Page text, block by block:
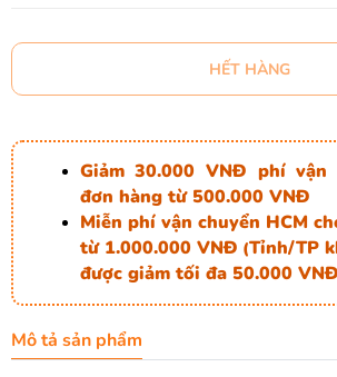
HẾT HÀNG
Giảm 30.000 VNĐ phí vận
đơn hàng từ 500.000 VNĐ
Miễn phí vận chuyển HCM
từ 1.000.000 VNĐ (Tỉnh/TP
được giảm tối đa 50.000
Mô tả sản phẩm